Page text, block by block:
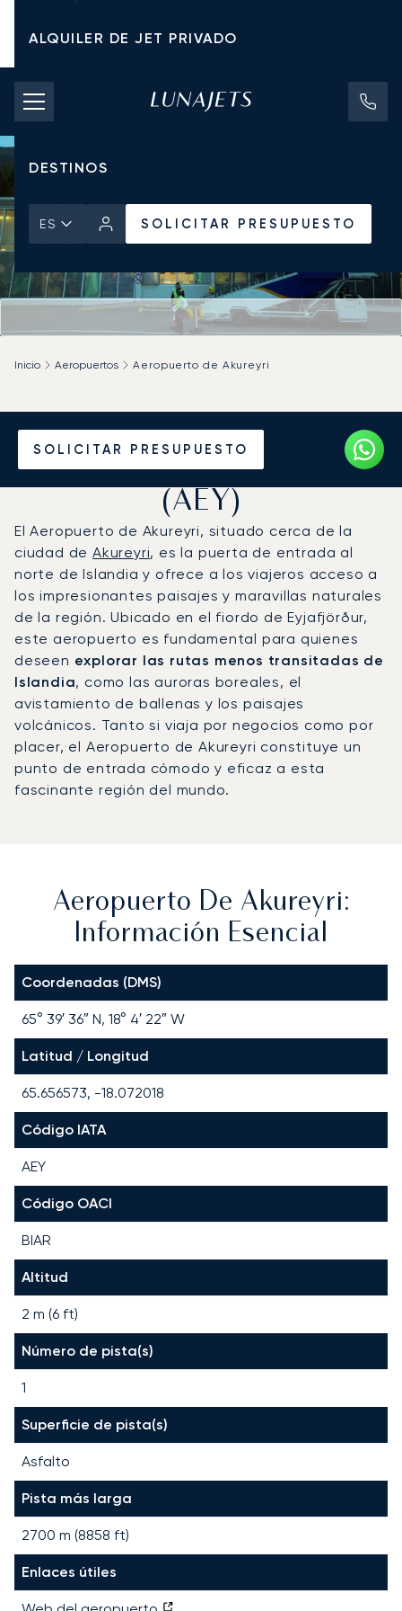
ALQUILER DE JET PRIVADO
TARIFAS DE CHÁRTER
JETS PRIVADOS
DESTINOS
ES SOLICITAR PRESUPUESTO
SOLICITAR PRESUPUESTO
Inicio Aeropuertos Aeropuerto de Akureyri
Vuele en Jet Privado al
Aeropuerto de Akureyri
(AEY)
El Aeropuerto de Akureyri, situado cerca de la
ciudad deAkureyri, es la puerta de entrada al
norte de Islandia y ofrece a los viajeros acceso a
los impresionantes paisajes y maravillas naturales
de la región. Ubicado en el fiordo de Eyjafjörður,
este aeropuerto es fundamental para quienes
deseen explorar las rutas menos transitadas de
Islandia, como las auroras boreales, el
avistamiento de ballenas y los paisajes
volcánicos. Tanto si viaja por negocios como por
placer, el Aeropuerto de Akureyri constituye un
punto de entrada cómodo y eficaz a esta
fascinante región del mundo.
Aeropuerto De Akureyri:
Información Esencial
Coordenadas (DMS)
65° 39′ 36″ N, 18° 4′ 22″ W
Latitud / Longitud
65.656573, -18.072018
Código IATA
AEY
Código OACI
BIAR
Altitud
2 m (6 ft)
Número de pista(s)
1
Superficie de pista(s)
Asfalto
Pista más larga
2700 m (8858 ft)
Enlaces útiles